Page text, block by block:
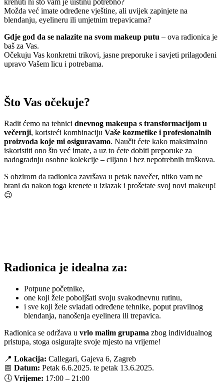
krenuti ni što vam je uistinu potrebno?
Možda već imate određene vještine, ali uvijek zapinjete na
blendanju, eyelineru ili umjetnim trepavicama?
Gdje god da se nalazite na svom makeup putu – ova radionica je
baš za Vas.
Očekuju Vas konkretni trikovi, jasne preporuke i savjeti prilagođeni
upravo Vašem licu i potrebama.
Što Vas očekuje?
Radit ćemo na tehnici dnevnog makeupa s transformacijom u
večernji, koristeći kombinaciju Vaše kozmetike i profesionalnih
proizvoda koje mi osiguravamo. Naučit ćete kako maksimalno
iskoristiti ono što već imate, a uz to ćete dobiti preporuke za
nadogradnju osobne kolekcije – ciljano i bez nepotrebnih troškova.
S obzirom da radionica završava u petak navečer, nitko vam ne
brani da nakon toga krenete u izlazak i prošetate svoj novi makeup!
😉
Radionica je idealna za:
Potpune početnike,
one koji žele poboljšati svoju svakodnevnu rutinu,
i sve koji žele svladati određene tehnike, poput pravilnog
blendanja, nanošenja eyelinera ili trepavica.
Radionica se održava u vrlo malim grupama zbog individualnog
pristupa, stoga osigurajte svoje mjesto na vrijeme!
📍 Lokacija: Callegari, Gajeva 6, Zagreb
📅 Datum: Petak 6.6.2025. te petak 13.6.2025.
🕔 Vrijeme: 17:00 – 21:00